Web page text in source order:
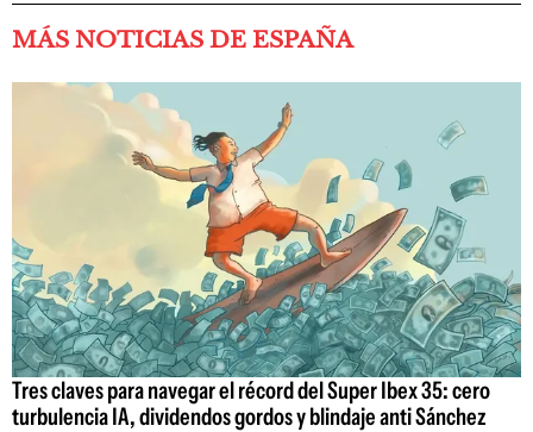
MÁS NOTICIAS DE ESPAÑA
Tres claves para navegar el récord del Super Ibex 35: cero
turbulencia IA, dividendos gordos y blindaje anti Sánchez